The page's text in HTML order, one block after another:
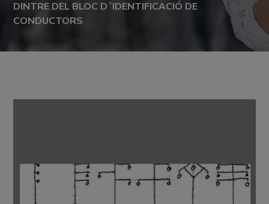
DINTRE DEL BLOC D´IDENTIFICACIÓ DE
CONDUCTORS